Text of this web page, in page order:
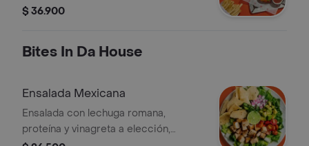
acompañamiento y cerveza de tu
$ 36.900
Bites In Da House
Ensalada Mexicana
Ensalada con lechuga romana,
proteína y vinagreta a elección,